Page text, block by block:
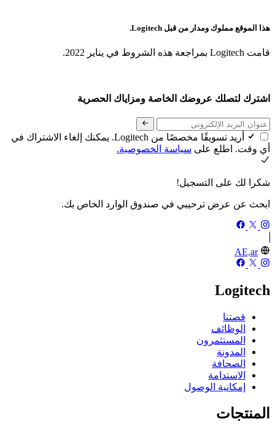
هذا الموقع مملوك ومدار من قبل Logitech.
قامت Logitech بمراجعة هذه الشروط في يناير 2022.
اشترك لتصلك عروضك الخاصة ومزاياك الحصرية
أريد تسويقًا مخصصًا من Logitech. يمكنك إلغاء الاشتراك في
أي وقت. اطلع على سياسة الخصوصية.
شكرا لك على التسجيل!
ابحث عن عرض ترحيبي في صندوق الوارد الخاص بك.
AE,ar
Logitech
قصتنا
الوظائف
المستثمرون
المدونة
الصحافة
الاستدامة
إمكانية الوصول
المنتجات